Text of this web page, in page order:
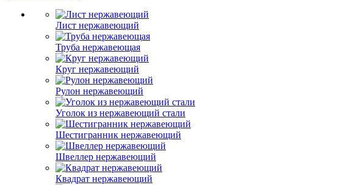
Лист нержавеющий
Труба нержавеющая
Круг нержавеющий
Рулон нержавеющий
Уголок из нержавеющий стали
Шестигранник нержавеющий
Швеллер нержавеющий
Квадрат нержавеющий